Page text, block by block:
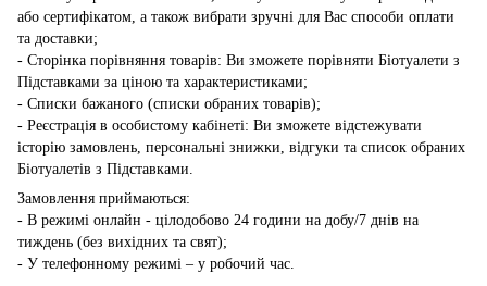
або сертифікатом, а також вибрати зручні для Вас способи оплати
та доставки;
- Сторінка порівняння товарів: Ви зможете порівняти Біотуалети з
Підставками за ціною та характеристиками;
- Списки бажаного (списки обраних товарів);
- Реєстрація в особистому кабінеті: Ви зможете відстежувати
історію замовлень, персональні знижки, відгуки та список обраних
Біотуалетів з Підставками.
Замовлення приймаються:
- В режимі онлайн - цілодобово 24 години на добу/7 днів на
тиждень (без вихідних та свят);
- У телефонному режимі – у робочий час.